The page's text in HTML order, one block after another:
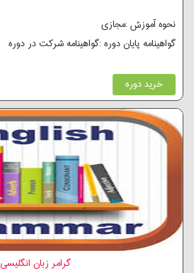
نحوه آموزش :مجازی
گواهینامه پایان دوره :گواهینامه شرکت در دوره
خرید دوره
گرامر زبان انگلیسی